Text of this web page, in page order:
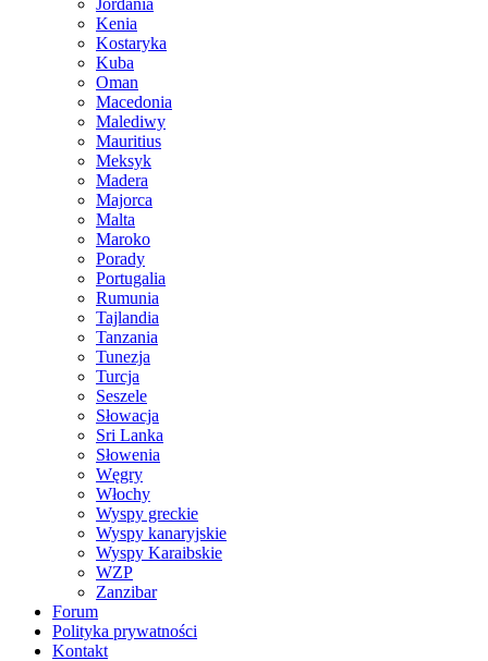
Kenia
Kostaryka
Kuba
Oman
Macedonia
Malediwy
Mauritius
Meksyk
Madera
Majorca
Malta
Maroko
Porady
Portugalia
Rumunia
Tajlandia
Tanzania
Tunezja
Turcja
Seszele
Słowacja
Sri Lanka
Słowenia
Węgry
Włochy
Wyspy greckie
Wyspy kanaryjskie
Wyspy Karaibskie
WZP
Zanzibar
Forum
Polityka prywatności
Kontakt